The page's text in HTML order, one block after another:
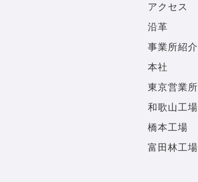
アクセス
沿革
事業所紹介
本社
東京営業所
和歌山工場
橋本工場
富田林工場